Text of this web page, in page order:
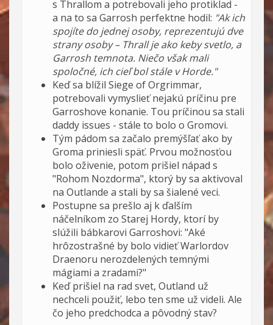
s Thrallom a potrebovali jeho protiklad -
a na to sa Garrosh perfektne hodil: "Ak ich
spojíte do jednej osoby, reprezentujú dve
strany osoby – Thrall je ako keby svetlo, a
Garrosh temnota. Niečo však mali
spoločné, ich cieľ bol stále v Horde."
Keď sa blížil Siege of Orgrimmar,
potrebovali vymyslieť nejakú príčinu pre
Garroshove konanie. Tou príčinou sa stali
daddy issues - stále to bolo o Gromovi.
Tým pádom sa začalo premýšľať ako by
Groma priniesli späť. Prvou možnosťou
bolo oživenie, potom prišiel nápad s
"Rohom Nozdorma", ktorý by sa aktivoval
na Outlande a stali by sa šialené veci.
Postupne sa prešlo aj k ďalším
náčelníkom zo Starej Hordy, ktorí by
slúžili bábkarovi Garroshovi: "Aké
hrôzostrašné by bolo vidieť Warlordov
Draenoru nerozdelených temnými
mágiami a zradami?"
Keď prišiel na rad svet, Outland už
nechceli použiť, lebo ten sme už videli. Ale
čo jeho predchodca a pôvodný stav?